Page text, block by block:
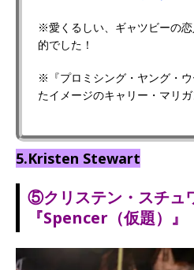
※愛くるしい、ギャツビーの
的でした！
※『プロミシング・ヤング・
たイメージのキャリー・マリガ
5.Kristen Stewart
⑤クリステン・スチュ
『Spencer（仮題）』